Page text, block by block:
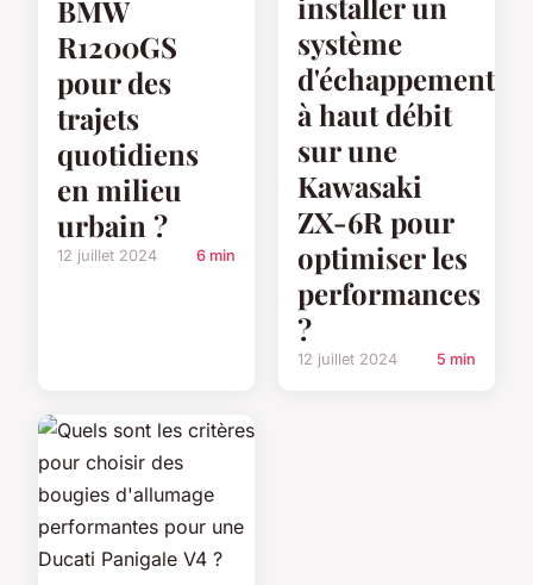
BMW
R1200GS
pour des
trajets
quotidiens
en milieu
urbain ?
12 juillet 2024 6 min
système
d'échappement
à haut débit
sur une
Kawasaki
ZX-6R pour
optimiser les
performances
?
12 juillet 2024 5 min